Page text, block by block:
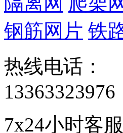
钢筋网片 铁
热线电话：
13363323976
7x24小时客